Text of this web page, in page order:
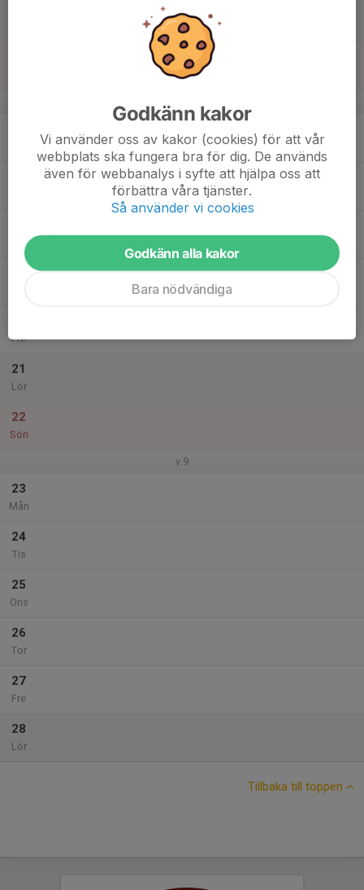
Ons
Fre
21
Lör
22
Sön
v.9
23
Mån
24
Tis
25
Ons
26
Tor
27
Fre
28
Lör
Tillbaka till toppen
Godkänn kakor
Vi använder oss av kakor (cookies) för att vår
webbplats ska fungera bra för dig. De används
även för webbanalys i syfte att hjälpa oss att
förbättra våra tjänster.
Så använder vi cookies
Godkänn alla kakor
Bara nödvändiga